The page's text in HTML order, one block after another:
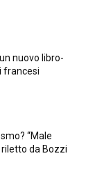
nuovo libro-
francesi
“Male
riletto da Bozzi